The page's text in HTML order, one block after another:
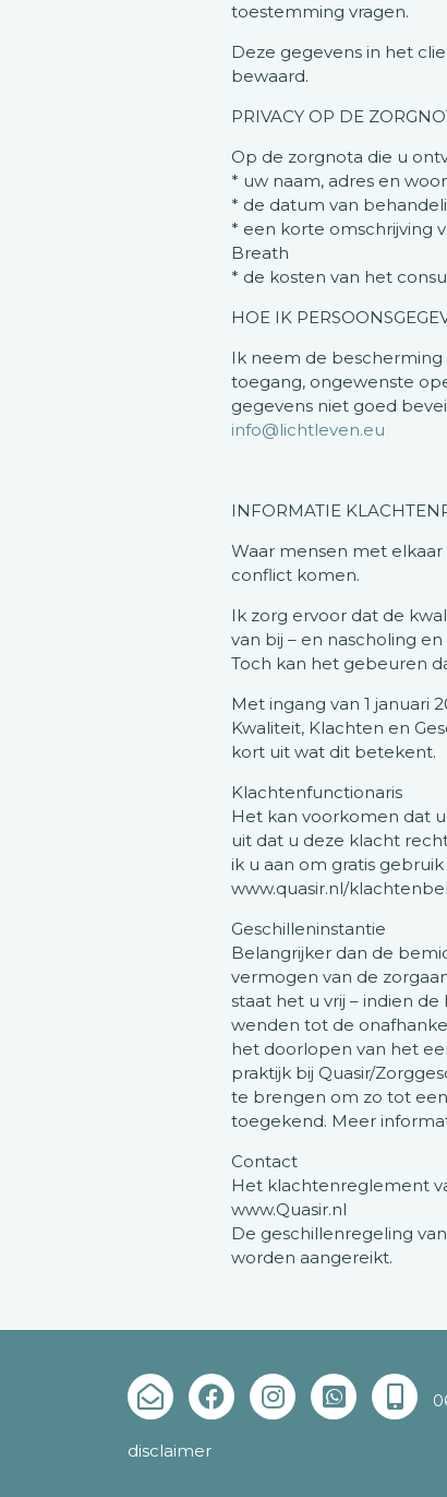
toestemming vragen.
Deze gegevens in het
bewaard.
PRIVACY OP DE
Op de zorgnota die u
* uw naam, adres en
* de datum van
* een korte omschrijving
Breath
* de kosten van het
HOE IK
Ik neem de bescherming
toegang, ongewenste
gegevens niet goed
info@lichtleven.eu
INFORMATIE
Waar mensen met
conflict komen.
Ik zorg ervoor dat de
van bij – en nascholing en
Toch kan het gebeuren
Met ingang van 1 januari
Kwaliteit, Klachten en
kort uit wat dit betekent.
Klachtenfunctionaris
Het kan voorkomen dat
uit dat u deze klacht
ik u aan om gratis
www.quasir.nl/
Geschilleninstantie
Belangrijker dan de
vermogen van de
staat het u vrij – indien
wenden tot de
het doorlopen van het
praktijk bij Quasir/
te brengen om zo tot
toegekend. Meer
Contact
Het klachtenreglement
www.Quasir.nl
De geschillenregeling
worden aangereikt.
disclaimer